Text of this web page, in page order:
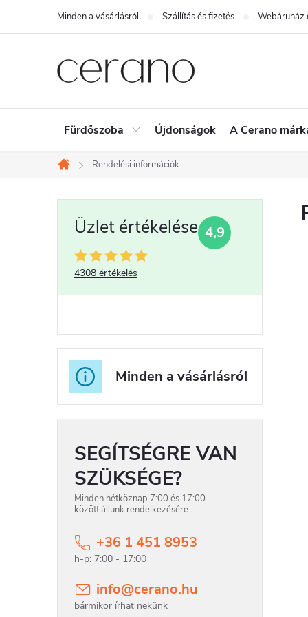
tartalomhoz
Minden a vásárlásról Szállítás és fizetés Webáruház
Fürdőszoba Újdonságok A Cerano
Kezdőlap
Rendelési információk
a
s
p
a
4,9
4308 értékelés
Minden a vásárlásról
SEGÍTSÉGRE VAN
SZÜKSÉGE?
Minden hétköznap 7:00 és 17:00
között állunk rendelkezésére.
info@cerano.hu
+36 1 451 8953